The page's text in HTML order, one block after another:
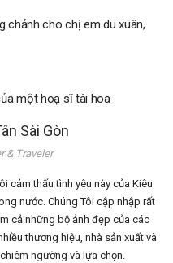
chảnh cho chị em du xuân,
một hoạ sĩ tài hoa
Sài Gòn
& Traveler
cảm thấu tình yêu này của Kiêu
nước. Chúng Tôi cập nhập rất
cả những bộ ảnh đẹp của các
thương hiệu, nhà sản xuất và
ngưỡng và lựa chọn.